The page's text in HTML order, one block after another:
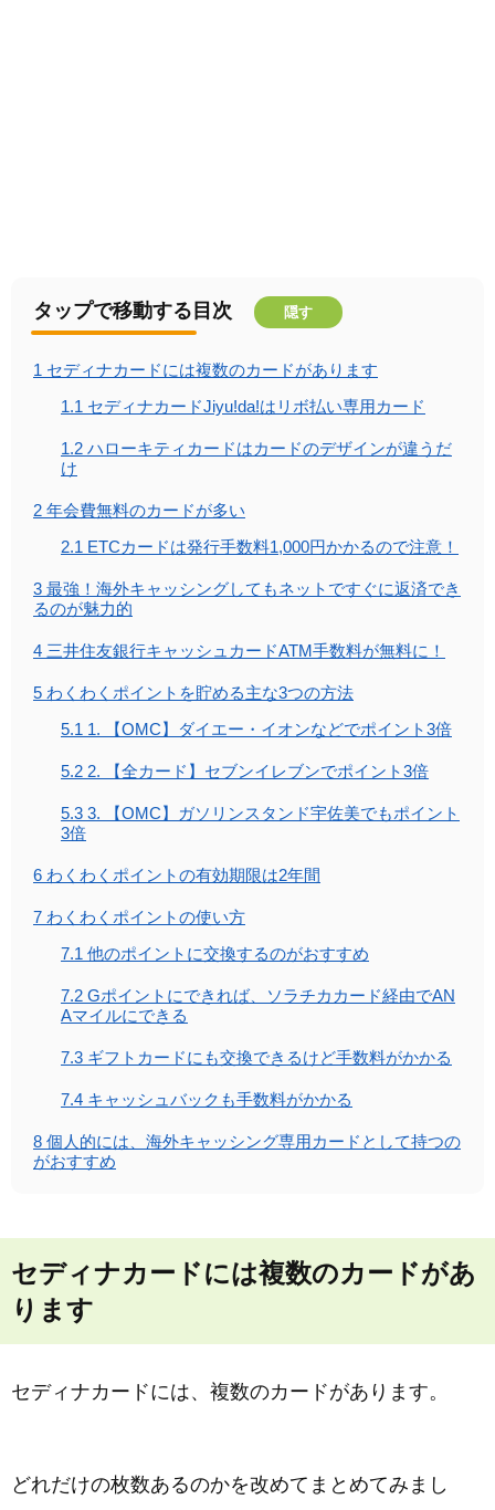
タップで移動する目次 隠す
1 セディナカードには複数のカードがあります
1.1 セディナカードJiyu!da!はリボ払い専用カード
1.2 ハローキティカードはカードのデザインが違うだ
け
2 年会費無料のカードが多い
2.1 ETCカードは発行手数料1,000円かかるので注意！
3 最強！海外キャッシングしてもネットですぐに返済でき
るのが魅力的
4 三井住友銀行キャッシュカードATM手数料が無料に！
5 わくわくポイントを貯める主な3つの方法
5.1 1. 【OMC】ダイエー・イオンなどでポイント3倍
5.2 2. 【全カード】セブンイレブンでポイント3倍
5.3 3. 【OMC】ガソリンスタンド宇佐美でもポイント
3倍
6 わくわくポイントの有効期限は2年間
7 わくわくポイントの使い方
7.1 他のポイントに交換するのがおすすめ
7.2 Gポイントにできれば、ソラチカカード経由でAN
Aマイルにできる
7.3 ギフトカードにも交換できるけど手数料がかかる
7.4 キャッシュバックも手数料がかかる
8 個人的には、海外キャッシング専用カードとして持つの
がおすすめ
セディナカードには複数のカードがあ
ります
セディナカードには、複数のカードがあります。
どれだけの枚数あるのかを改めてまとめてみまし